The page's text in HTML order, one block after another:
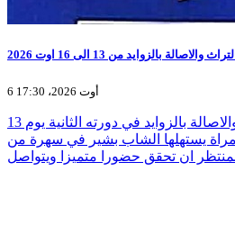
بالزوايد من 13 الى 16 اوت 2026
6 أوت 2026، 17:30
ينطلق مهرجان التراث والاصالة بالزوايد في دورته الثانية يوم 13
يستهلها الشاب بشير في سهرة من